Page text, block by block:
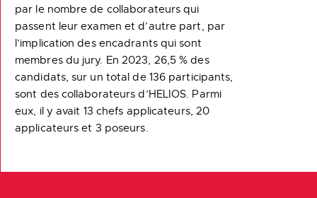
par le nombre de collaborateurs qui
passent leur examen et d’autre part, par
l’implication des encadrants qui sont
membres du jury. En 2023, 26,5 % des
candidats, sur un total de 136 participants,
sont des collaborateurs d’HELIOS. Parmi
eux, il y avait 13 chefs applicateurs, 20
applicateurs et 3 poseurs.